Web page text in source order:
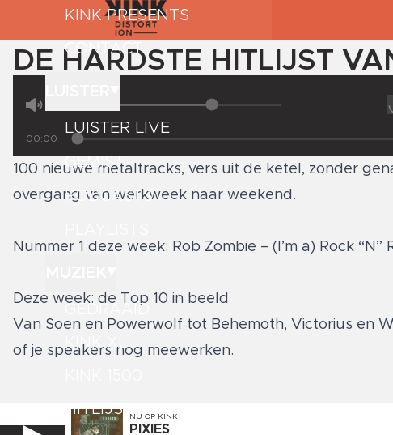
KINK PRESENTS
CONTACT
LUISTER LIVE
GEMIST
PODCASTS
GEDRAAID
KINK XL
HITLIJSTEN
DE HARDSTE HITLIJST
00:00
100 nieuwe metaltracks, vers uit de ketel, zonder
overgang van werkweek naar weekend.
Nummer 1 deze week: Rob Zombie – (I’m a) Rock “N”
Deze week: de Top 10 in beeld
Van Soen en Powerwolf tot Behemoth, Victorius en
of je speakers nog meewerken.
NU OP KINK
PIXIES